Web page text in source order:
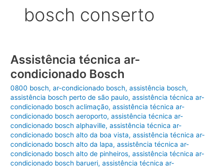
bosch conserto
Assistência técnica ar-
condicionado Bosch
0800 bosch,ar-condicionado bosch,assistência bosch,
assistência bosch perto de são paulo,assistência técnica ar-
condicionado bosch aclimação,assistência técnica ar-
condicionado bosch aeroporto,assistência técnica ar-
condicionado bosch alphaville,assistência técnica ar-
condicionado bosch alto da boa vista,assistência técnica ar-
condicionado bosch alto da lapa,assistência técnica ar-
condicionado bosch alto de pinheiros,assistência técnica ar-
condicionado bosch barueri,assistência técnica ar-